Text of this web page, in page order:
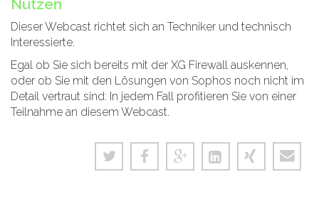
Nutzen
Dieser Webcast richtet sich an Techniker und technisch
Interessierte.
Egal ob Sie sich bereits mit der XG Firewall auskennen,
oder ob Sie mit den Lösungen von Sophos noch nicht im
Detail vertraut sind: In jedem Fall profitieren Sie von einer
Teilnahme an diesem Webcast.